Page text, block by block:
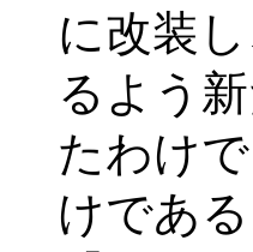
に改装
るよう
たわけ
けであ